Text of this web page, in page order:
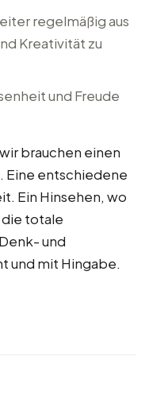
regelmäßig aus
Kreativität zu
und Freude
brauchen einen
Eine entschiedene
Ein Hinsehen, wo
die totale
und
und mit Hingabe.